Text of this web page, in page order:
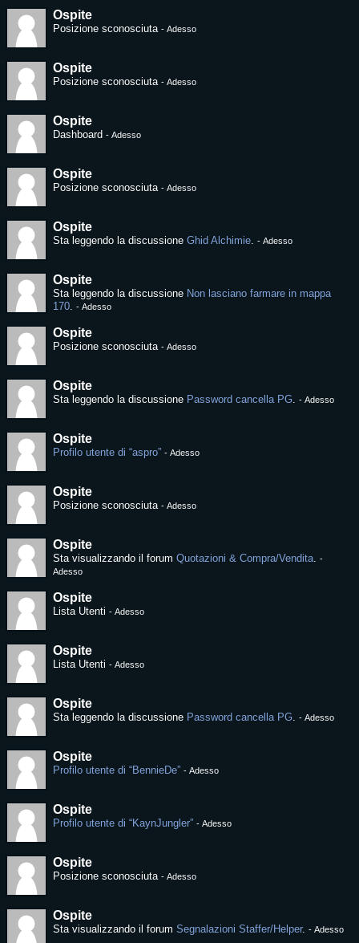
Ospite
Posizione sconosciuta - Adesso
Ospite
Posizione sconosciuta - Adesso
Ospite
Dashboard - Adesso
Ospite
Posizione sconosciuta - Adesso
Ospite
Sta leggendo la discussione Ghid Alchimie. - Adesso
Ospite
Sta leggendo la discussione Non lasciano farmare in mappa
170. - Adesso
Ospite
Posizione sconosciuta - Adesso
Ospite
Sta leggendo la discussione Password cancella PG. - Adesso
Ospite
Profilo utente di “aspro” - Adesso
Ospite
Posizione sconosciuta - Adesso
Ospite
Sta visualizzando il forum Quotazioni & Compra/Vendita. -
Adesso
Ospite
Lista Utenti - Adesso
Ospite
Lista Utenti - Adesso
Ospite
Sta leggendo la discussione Password cancella PG. - Adesso
Ospite
Profilo utente di “BennieDe” - Adesso
Ospite
Profilo utente di “KaynJungler” - Adesso
Ospite
Posizione sconosciuta - Adesso
Ospite
Sta visualizzando il forum Segnalazioni Staffer/Helper. - Adesso